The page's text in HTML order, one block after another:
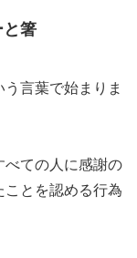
と箸
言葉で始まりま
べての人に感謝の
とを認める行為